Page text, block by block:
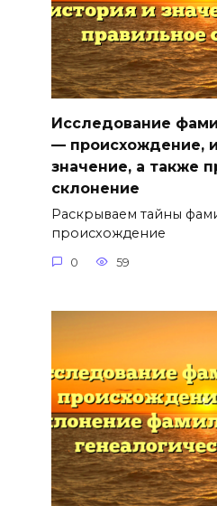
Исследование
— происхождение,
значение, а также
склонение
Раскрываем тайны
происхождение
0 59